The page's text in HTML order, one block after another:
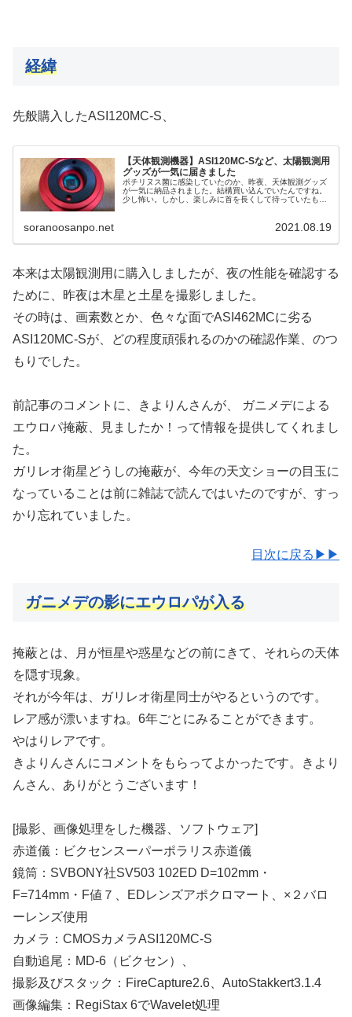
経緯
先般購入したASI120MC-S、
【天体観測機器】ASI120MC-Sなど、太陽観測用
グッズが一気に届きました
ポチリヌス菌に感染していたのか、昨夜、天体観測グッズ
が一気に納品されました。結構買い込んでいたんですね。
少し怖い。しかし、楽しみに首を長くして待っていたもの
soranoosanpo.net 2021.08.19
本来は太陽観測用に購入しましたが、夜の性能を確認する
ために、昨夜は木星と土星を撮影しました。
その時は、画素数とか、色々な面でASI462MCに劣る
ASI120MC-Sが、どの程度頑張れるのかの確認作業、のつ
もりでした。
前記事のコメントに、きよりんさんが、 ガニメデによる
エウロパ掩蔽、見ましたか！って情報を提供してくれまし
た。
ガリレオ衛星どうしの掩蔽が、今年の天文ショーの目玉に
なっていることは前に雑誌で読んではいたのですが、すっ
かり忘れていました。
目次に戻る▶▶
ガニメデの影にエウロパが入る
掩蔽とは、月が恒星や惑星などの前にきて、それらの天体
を隠す現象。
それが今年は、ガリレオ衛星同士がやるというのです。
レア感が漂いますね。6年ごとにみることができます。
やはりレアです。
きよりんさんにコメントをもらってよかったです。きより
んさん、ありがとうございます！
[撮影、画像処理をした機器、ソフトウェア]
赤道儀：ビクセンスーパーポラリス赤道儀
鏡筒：SVBONY社SV503 102ED D=102mm・
F=714mm・F値７、EDレンズアポクロマート、×２バロ
ーレンズ使用
カメラ：CMOSカメラASI120MC-S
自動追尾：MD-6（ビクセン）、
撮影及びスタック：FireCapture2.6、AutoStakkert3.1.4
画像編集：RegiStax 6でWavelet処理